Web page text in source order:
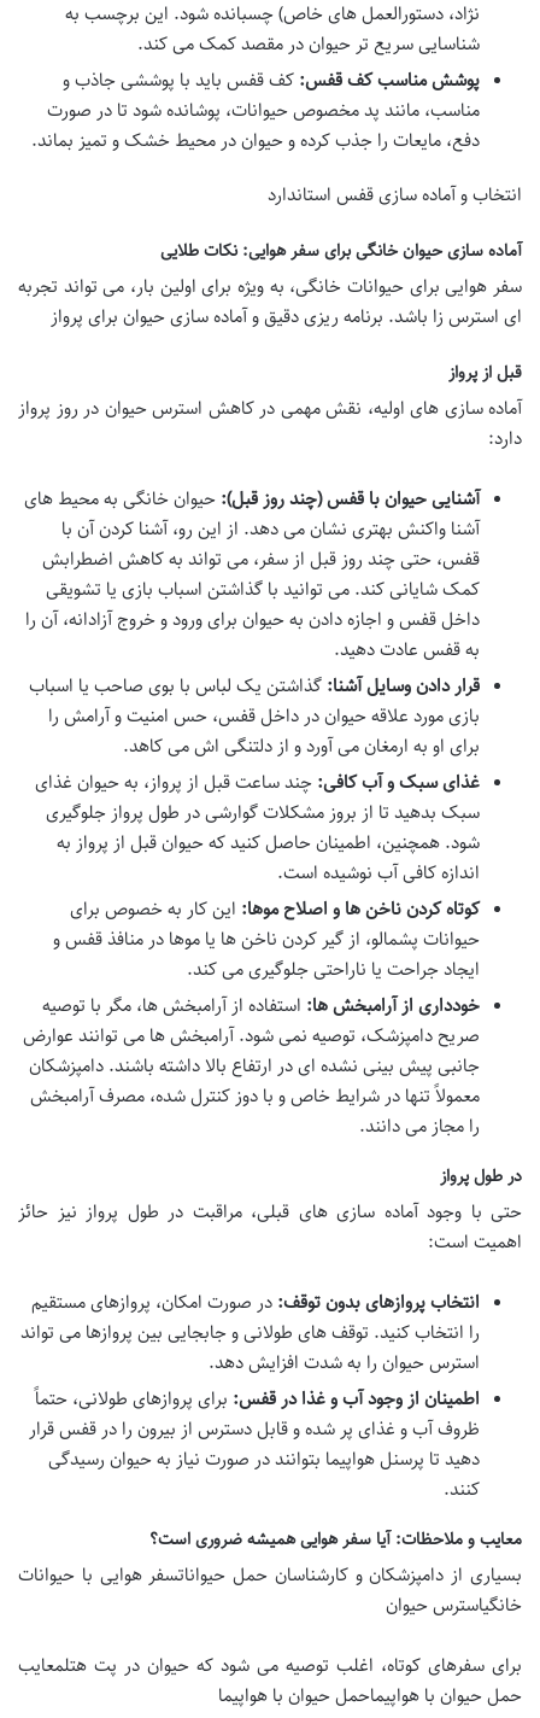
نژاد، دستورالعمل های خاص) چسبانده شود. این برچسب به
شناسایی سریع تر حیوان در مقصد کمک می کند.
پوشش مناسب کف قفس: کف قفس باید با پوششی جاذب و
مناسب، مانند پد مخصوص حیوانات، پوشانده شود تا در صورت
دفع، مایعات را جذب کرده و حیوان در محیط خشک و تمیز بماند.
انتخاب وآماده سازی قفس استاندارد
آماده سازی حیوان خانگی برای سفر هوایی: نکات طلایی
سفر هوایی برای حیوانات خانگی، به ویژه برای اولین بار، می تواند تجربه
ای استرس زا باشد. برنامه ریزی دقیق وآماده سازی حیوان برای پرواز
قبل از پرواز
آماده سازی های اولیه، نقش مهمی در کاهش استرس حیوان در روز پرواز
دارد:
آشنایی حیوان با قفس (چند روز قبل): حیوان خانگی به محیط های
آشنا واکنش بهتری نشان می دهد. از این رو، آشنا کردن آن با
قفس، حتی چند روز قبل از سفر، می تواند به کاهش اضطرابش
کمک شایانی کند. می توانید با گذاشتن اسباب بازی یا تشویقی
داخل قفس و اجازه دادن به حیوان برای ورود و خروج آزادانه، آن را
به قفس عادت دهید.
قرار دادن وسایل آشنا: گذاشتن یک لباس با بوی صاحب یا اسباب
بازی مورد علاقه حیوان در داخل قفس، حس امنیت و آرامش را
برای او به ارمغان می آورد و از دلتنگی اش می کاهد.
غذای سبک و آب کافی: چند ساعت قبل از پرواز، به حیوان غذای
سبک بدهید تا از بروز مشکلات گوارشی در طول پرواز جلوگیری
شود. همچنین، اطمینان حاصل کنید که حیوان قبل از پرواز به
اندازه کافی آب نوشیده است.
کوتاه کردن ناخن ها و اصلاح موها: این کار به خصوص برای
حیوانات پشمالو، از گیر کردن ناخن ها یا موها در منافذ قفس و
ایجاد جراحت یا ناراحتی جلوگیری می کند.
خودداری از آرامبخش ها: استفاده از آرامبخش ها، مگر با توصیه
صریح دامپزشک، توصیه نمی شود. آرامبخش ها می توانند عوارض
جانبی پیش بینی نشده ای در ارتفاع بالا داشته باشند. دامپزشکان
معمولاً تنها در شرایط خاص و با دوز کنترل شده، مصرف آرامبخش
را مجاز می دانند.
در طول پرواز
حتی با وجود آماده سازی های قبلی، مراقبت در طول پرواز نیز حائز
اهمیت است:
انتخاب پروازهای بدون توقف: در صورت امکان، پروازهای مستقیم
را انتخاب کنید. توقف های طولانی و جابجایی بین پروازها می تواند
استرس حیوان را به شدت افزایش دهد.
اطمینان از وجود آب و غذا در قفس: برای پروازهای طولانی، حتماً
ظروف آب و غذای پر شده و قابل دسترس از بیرون را در قفس قرار
دهید تا پرسنل هواپیما بتوانند در صورت نیاز به حیوان رسیدگی
کنند.
معایب و ملاحظات: آیا سفر هوایی همیشه ضروری است؟
بسیاری از دامپزشکان و کارشناسان حمل حیواناتسفر هوایی با حیوانات
خانگیاسترس حیوان
برای سفرهای کوتاه، اغلب توصیه می شود که حیوان در پت هتلمعایب
حمل حیوان با هواپیماحمل حیوان با هواپیما